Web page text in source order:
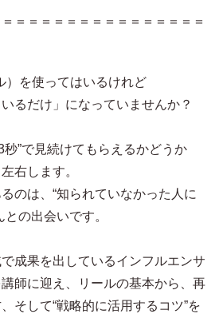
＝＝＝＝＝＝＝＝＝＝＝＝＝＝＝
）を使ってはいるけれど
るだけ」になっていませんか？
秒”で見続けてもらえるかどうか
右します。
のは、“知られていなかった人に
の出会いです。
成果を出しているインフルエンサ
師に迎え、リールの基本から、再
そして“戦略的に活用するコツ”を